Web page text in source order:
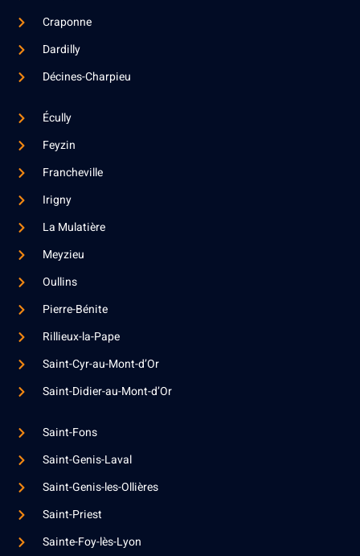
Craponne
Dardilly
Décines-Charpieu
Écully
Feyzin
Francheville
Irigny
La Mulatière
Meyzieu
Oullins
Pierre-Bénite
Rillieux-la-Pape
Saint-Cyr-au-Mont-d’Or
Saint-Didier-au-Mont-d’Or
Saint-Fons
Saint-Genis-Laval
Saint-Genis-les-Ollières
Saint-Priest
Sainte-Foy-lès-Lyon